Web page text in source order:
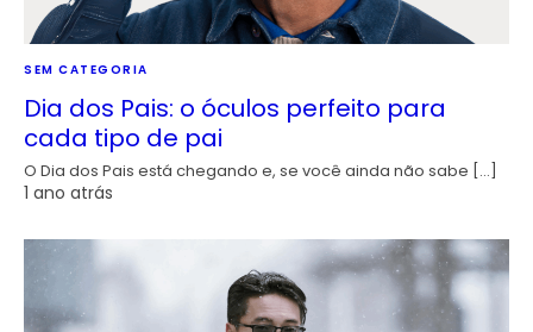
SEM CATEGORIA
Dia dos Pais: o óculos perfeito para
cada tipo de pai
O Dia dos Pais está chegando e, se você ainda não sabe […]
1 ano atrás